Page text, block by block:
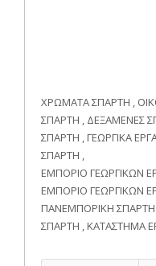
ΧΡΩΜΑΤΑ ΣΠΑΡΤΗ ,
ΣΠΑΡΤΗ , ΔΕΞΑΜΕΝΕΣ
ΣΠΑΡΤΗ , ΓΕΩΡΓΙΚΑ
ΣΠΑΡΤΗ ,
ΕΜΠΟΡΙΟ ΓΕΩΡΓΙΚΩΝ
ΕΜΠΟΡΙΟ ΓΕΩΡΓΙΚΩΝ
ΠΑΝΕΜΠΟΡΙΚΗ
ΣΠΑΡΤΗ , ΚΑΤΑΣΤΗΜΑ